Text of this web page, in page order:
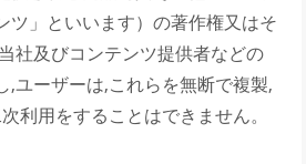
ツ」といいます）の著作権又はそ
社及びコンテンツ提供者などの
,ユーザーは,これらを無断で複製,
利用をすることはできません。